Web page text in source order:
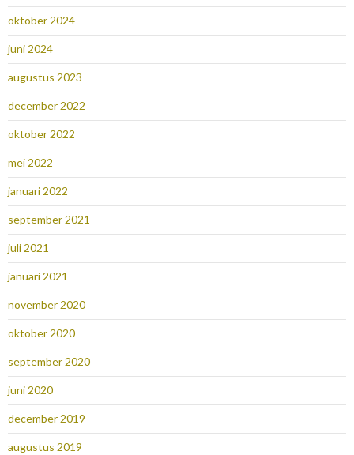
oktober 2024
juni 2024
augustus 2023
december 2022
oktober 2022
mei 2022
januari 2022
september 2021
juli 2021
januari 2021
november 2020
oktober 2020
september 2020
juni 2020
december 2019
augustus 2019